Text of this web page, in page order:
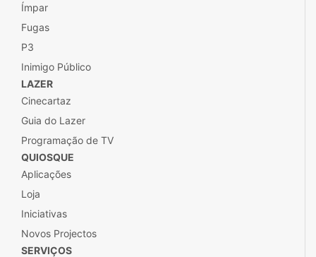
Ímpar
Fugas
P3
Inimigo Público
LAZER
Cinecartaz
Guia do Lazer
Programação de TV
QUIOSQUE
Aplicações
Loja
Iniciativas
Novos Projectos
SERVIÇOS